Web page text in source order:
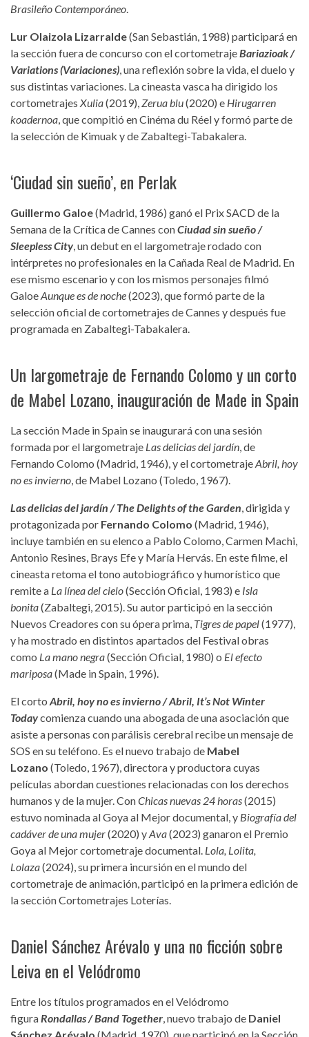
Brasileño Contemporáneo.
Lur Olaizola Lizarralde(San Sebastián, 1988) participará en
la sección fuera de concurso con el cortometrajeBariazioak/
Variations (Variaciones), una reflexión sobre la vida, el duelo y
sus distintas variaciones. La cineasta vasca ha dirigido los
cortometrajes Xulia(2019),Zerua blu(2020) e Hirugarren
koadernoa, que compitió en Cinéma du Réel y formó parte de
la selección de Kimuak y de Zabaltegi-Tabakalera.
‘Ciudad sin sueño’, en Perlak
Guillermo Galoe(Madrid, 1986) ganó el Prix SACD de la
Semana de la Crítica de Cannes conCiudad sin sueño /
Sleepless City, un debut en el largometraje rodado con
intérpretes no profesionales en la Cañada Real de Madrid. En
ese mismo escenario y con los mismos personajes filmó
GaloeAunque es de noche(2023), que formó parte de la
selección oficial de cortometrajes de Cannes y después fue
programada en Zabaltegi-Tabakalera.
Un largometraje de Fernando Colomo y un corto
de Mabel Lozano, inauguración de Made in Spain
La sección Made in Spain se inaugurará con una sesión
formada por el largometraje Las delicias del jardín, de
Fernando Colomo (Madrid, 1946), y el cortometrajeAbril, hoy
no es invierno, de Mabel Lozano (Toledo, 1967).
Las delicias del jardín / The Delights of the Garden, dirigida y
protagonizada por Fernando Colomo (Madrid, 1946),
incluye también en su elenco a Pablo Colomo, Carmen Machi,
Antonio Resines, Brays Efe y María Hervás. En este filme, el
cineasta retoma el tono autobiográfico y humorístico que
remite a La línea del cielo(Sección Oficial, 1983) e Isla
bonita(Zabaltegi, 2015). Su autor participó en la sección
Nuevos Creadores con su ópera prima, Tigres de papel(1977),
y ha mostrado en distintos apartados del Festival obras
como La mano negra(Sección Oficial, 1980) o El efecto
mariposa(Made in Spain, 1996).
El corto Abril, hoy no es invierno / Abril, It’s Not Winter
Todaycomienza cuando una abogada de una asociación que
asiste a personas con parálisis cerebral recibe un mensaje de
SOS en su teléfono. Es el nuevo trabajo de Mabel
Lozano (Toledo, 1967), directora y productora cuyas
películas abordan cuestiones relacionadas con los derechos
humanos y de la mujer. ConChicas nuevas 24 horas(2015)
estuvo nominada al Goya al Mejor documental, y Biografía del
cadáver de una mujer(2020) yAva(2023) ganaron el Premio
Goya al Mejor cortometraje documental. Lola, Lolita,
Lolaza(2024), su primera incursión en el mundo del
cortometraje de animación, participó en la primera edición de
la sección Cortometrajes Loterías.
Daniel Sánchez Arévalo y una no ficción sobre
Leiva en el Velódromo
Entre los títulos programados en el Velódromo
figuraRondallas / Band Together, nuevo trabajo de Daniel